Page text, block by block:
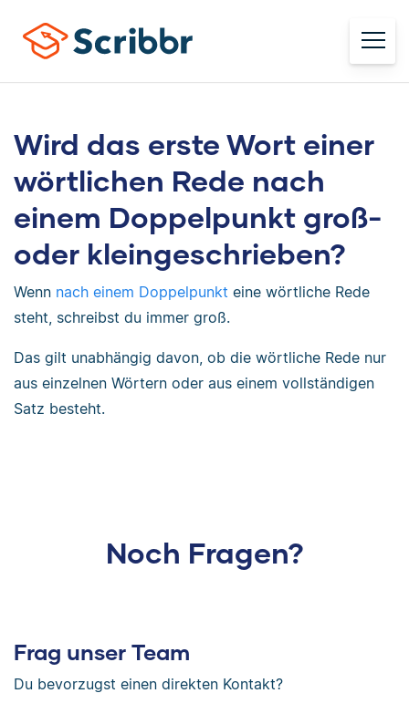
Wird das erste Wort einer
wörtlichen Rede nach
einem Doppelpunkt groß-
oder kleingeschrieben?
Wenn nach einem Doppelpunkt eine wörtliche Rede
steht, schreibst du immer groß.
Das gilt unabhängig davon, ob die wörtliche Rede nur
aus einzelnen Wörtern oder aus einem vollständigen
Satz besteht.
Noch Fragen?
Frag unser Team
Du bevorzugst einen direkten Kontakt?